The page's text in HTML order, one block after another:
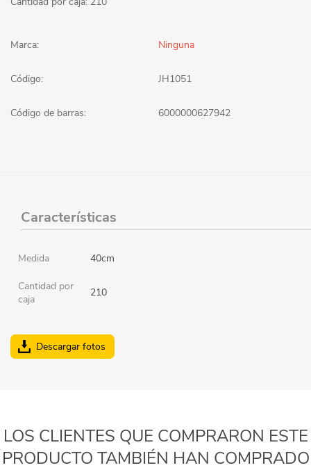
Marca: Ninguna
Código: JH1051
Código de barras: 6000000627942
Características
Medida 40cm
Cantidad por
caja
210
Descargar fotos
LOS CLIENTES QUE COMPRARON ESTE
PRODUCTO TAMBIÉN HAN COMPRADO